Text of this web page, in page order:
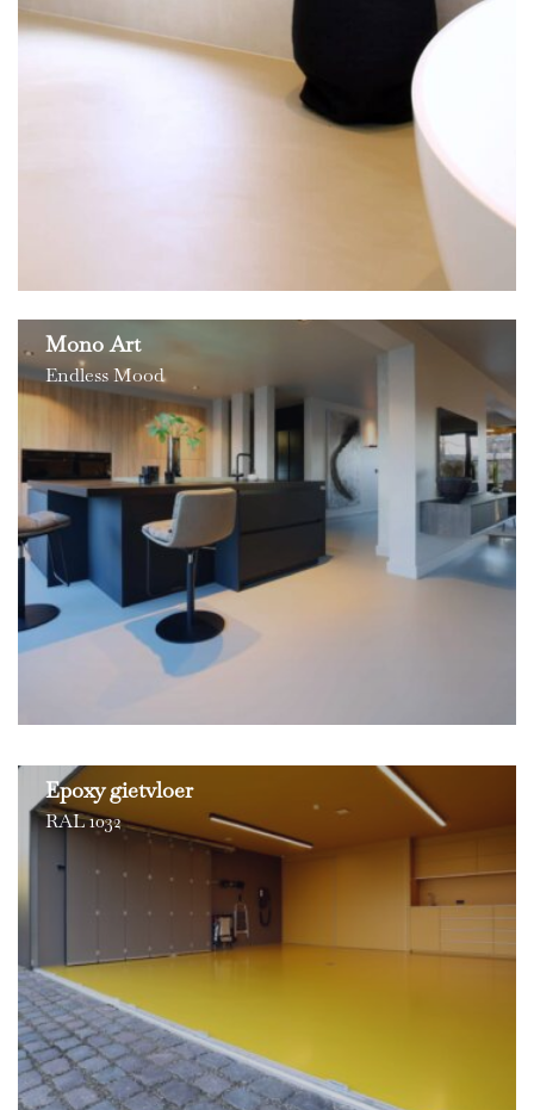
Mono Art
Endless Mood
Epoxy gietvloer
RAL 1032